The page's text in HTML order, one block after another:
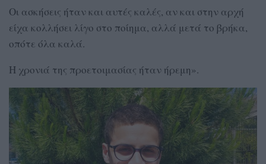
Οι ασκήσεις ήταν και αυτές καλές, αν και στην αρχή
είχα κολλήσει λίγο στο ποίημα, αλλά μετά το βρήκα,
οπότε όλα καλά.
Η χρονιά της προετοιμασίας ήταν ήρεμη».